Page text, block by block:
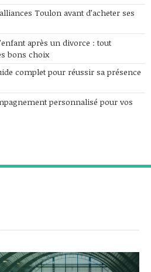
Toulon avant d’acheter ses
après un divorce : tout
bons choix
complet pour réussir sa présence
personnalisé pour vos